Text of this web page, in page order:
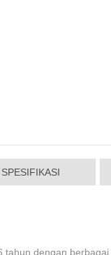
SPESIFIKASI
dengan